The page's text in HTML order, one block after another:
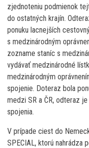
zjednoteniu podmienok
do ostatných krajín.
ponuku lacnejších
s medzinárodným
zozname staníc s
vydávať medzinárodné
medzinárodným
spojenie. Doteraz bola
medzi SR a ČR, odteraz
spojenia.
V prípade ciest do
SPECIAL, ktorú nahrádza